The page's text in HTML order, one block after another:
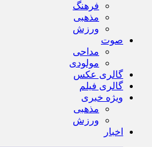
فرهنگ
مذهبی
ورزش
صوت
مداحی
مولودی
گالری عکس
گالری فیلم
ویژه خبری
مذهبی
ورزش
اخبار